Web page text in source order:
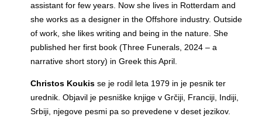
assistant for few years. Now she lives in Rotterdam and
she works as a designer in the Offshore industry. Outside
of work, she likes writing and being in the nature. She
published her first book (Three Funerals, 2024 – a
narrative short story) in Greek this April.
Christos Koukis se je rodil leta 1979 in je pesnik ter
urednik. Objavil je pesniške knjige v Grčiji, Franciji, Indiji,
Srbiji, njegove pesmi pa so prevedene v deset jezikov.